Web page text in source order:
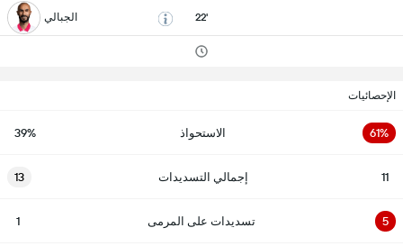
22' الجبالي
الإحصائيات
61% الاستحواذ 39%
11 إجمالي التسديدات 13
5 تسديدات على المرمى 1